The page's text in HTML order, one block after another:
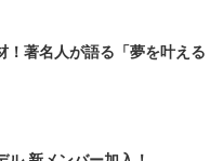
！著名人が語る「夢を叶える